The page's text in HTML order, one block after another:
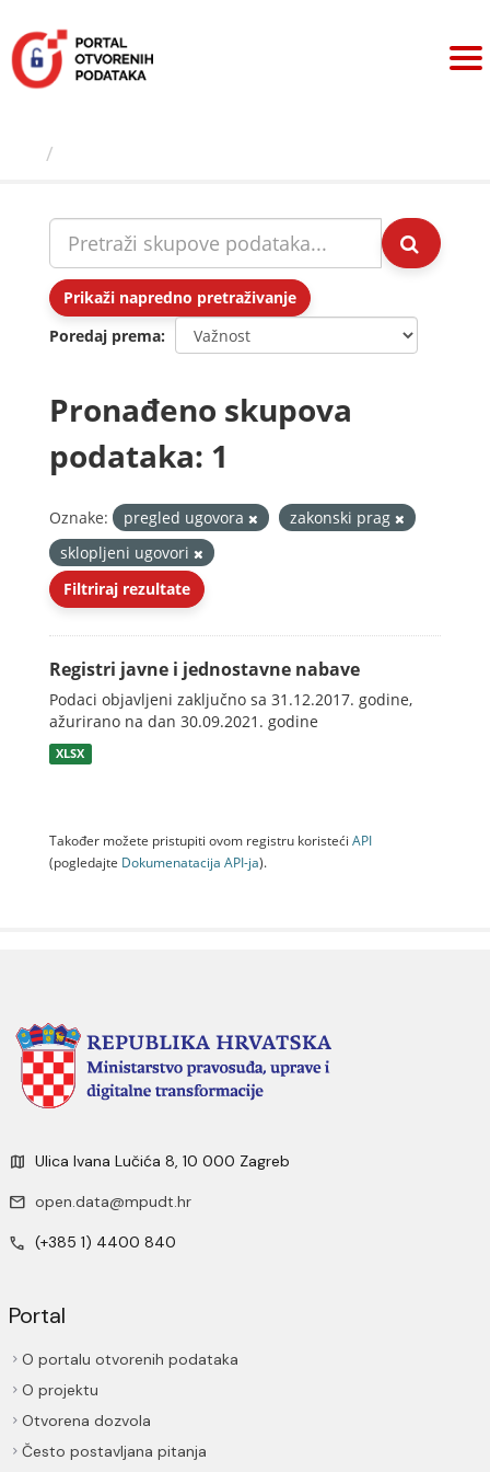
sadržaj
Prikaži napredno pretraživanje
Poredaj prema
Pronađeno skupova
podataka: 1
Oznake: pregled ugovora
zakonski prag
sklopljeni ugovori
Filtriraj rezultate
Registri javne i jednostavne nabave
Podaci objavljeni zaključno sa 31.12.2017. godine,
ažurirano na dan 30.09.2021. godine
XLSX
Također možete pristupiti ovom registru koristeći API
(pogledajte Dokumenаtаcijа API-jа).